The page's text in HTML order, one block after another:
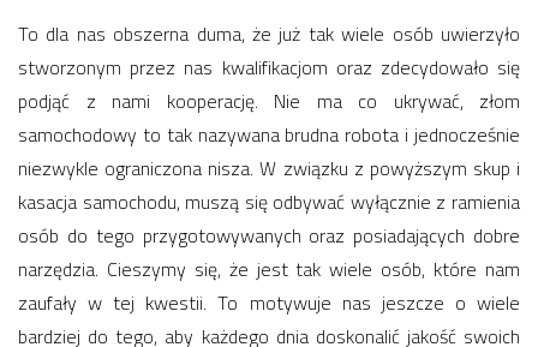
To dla nas obszerna duma, że już tak wiele osób uwierzyło
stworzonym przez nas kwalifikacjom oraz zdecydowało się
podjąć z nami kooperację. Nie ma co ukrywać, złom
samochodowy to tak nazywana brudna robota i jednocześnie
niezwykle ograniczona nisza. W związku z powyższym skup i
kasacja samochodu, muszą się odbywać wyłącznie z ramienia
osób do tego przygotowywanych oraz posiadających dobre
narzędzia. Cieszymy się, że jest tak wiele osób, które nam
zaufały w tej kwestii. To motywuje nas jeszcze o wiele
bardziej do tego, aby każdego dnia doskonalić jakość swoich